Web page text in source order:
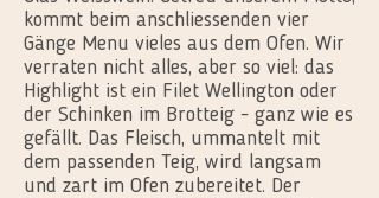
kommt beim anschliessenden vier
Gänge Menu vieles aus dem Ofen. Wir
verraten nicht alles, aber so viel: das
Highlight ist ein Filet Wellington oder
der Schinken im Brotteig - ganz wie es
gefällt. Das Fleisch, ummantelt mit
dem passenden Teig, wird langsam
und zart im Ofen zubereitet. Der